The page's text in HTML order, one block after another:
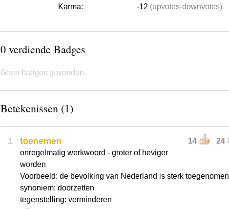
Karma:
-12 (upvotes-downvotes)
0 verdiende Badges
Geen badges gevonden.
Betekenissen (1)
1 14 24
toenemen
onregelmatig werkwoord - groter of heviger
worden
Voorbeeld: de bevolking van Nederland is sterk toegenomen
synoniem: doorzetten
tegenstelling: verminderen